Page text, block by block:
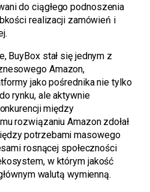
do ciągłego podnoszenia
realizacji zamówień i
BuyBox stał się jednym z
Amazon,
jako pośrednika nie tylko
rynku, ale aktywnie
między
rozwiązaniu Amazon zdołał
potrzebami masowego
rosnącej społeczności
w którym jakość
walutą wymienną.